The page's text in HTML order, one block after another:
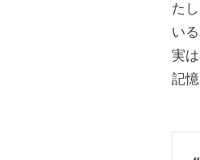
た
い
実
記